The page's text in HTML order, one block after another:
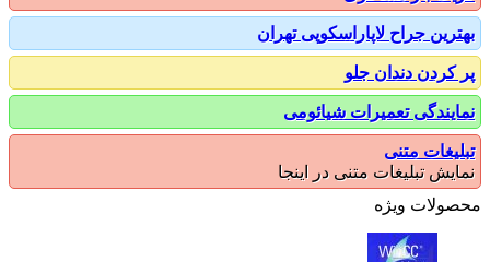
جراح لاپاراسکوپی تهران
دندان جلو
تعمیرات شیائومی
متنی
تبلیغات متنی در اینجا
ویژه